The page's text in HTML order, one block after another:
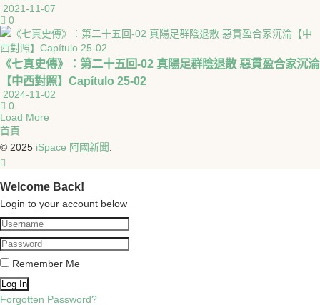
2021-11-07
0
《七真史傳》：第二十五回-02 真陽足群陰退散 惡貫盈合家沉淪
【中西對照】Capítulo 25-02
2024-11-02
0
Load More
首頁
© 2025 iSpace 阿國新聞
Welcome Back!
Login to your account below
Remember Me
Forgotten Password?